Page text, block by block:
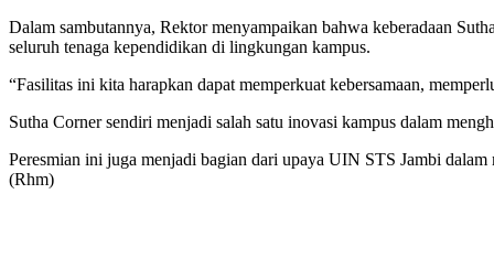
Dalam sambutannya, Rektor menyampaikan bahwa keberadaan
seluruh tenaga kependidikan di lingkungan kampus.
“Fasilitas ini kita harapkan dapat memperkuat kebersamaan,
Sutha Corner sendiri menjadi salah satu inovasi kampus dalam
Peresmian ini juga menjadi bagian dari upaya UIN STS Jambi
(Rhm)